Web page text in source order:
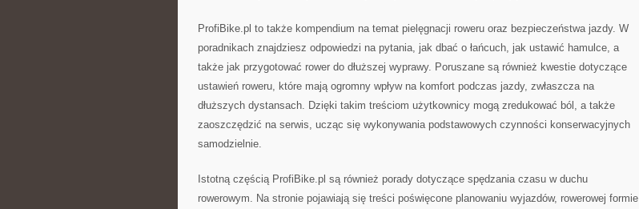
ProfiBike.pl to także kompendium na temat pielęgnacji roweru oraz bezpieczeństwa jazdy. W
poradnikach znajdziesz odpowiedzi na pytania, jak dbać o łańcuch, jak ustawić hamulce, a
także jak przygotować rower do dłuższej wyprawy. Poruszane są również kwestie dotyczące
ustawień roweru, które mają ogromny wpływ na komfort podczas jazdy, zwłaszcza na
dłuższych dystansach. Dzięki takim treściom użytkownicy mogą zredukować ból, a także
zaoszczędzić na serwis, ucząc się wykonywania podstawowych czynności konserwacyjnych
samodzielnie.
Istotną częścią ProfiBike.pl są również porady dotyczące spędzania czasu w duchu
rowerowym. Na stronie pojawiają się treści poświęcone planowaniu wyjazdów, rowerowej formie